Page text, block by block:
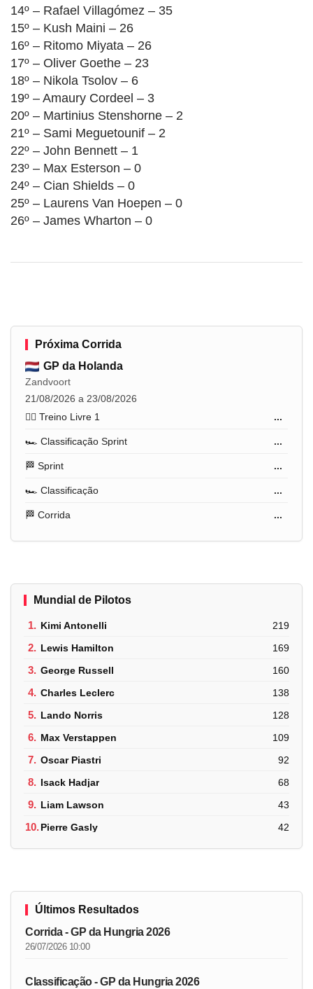
14º – Rafael Villagómez – 35
15º – Kush Maini – 26
16º – Ritomo Miyata – 26
17º – Oliver Goethe – 23
18º – Nikola Tsolov – 6
19º – Amaury Cordeel – 3
20º – Martinius Stenshorne – 2
21º – Sami Meguetounif – 2
22º – John Bennett – 1
23º – Max Esterson – 0
24º – Cian Shields – 0
25º – Laurens Van Hoepen – 0
26º – James Wharton – 0
Próxima Corrida
GP da Holanda
Zandvoort
21/08/2026 a 23/08/2026
🏋️‍♂️ Treino Livre 1
...
🏎️ Classificação Sprint ...
🏁 Sprint ...
🏎️ Classificação ...
🏁 Corrida ...
Mundial de Pilotos
1. Kimi Antonelli 219
2. Lewis Hamilton 169
3. George Russell 160
4. Charles Leclerc 138
5. Lando Norris 128
6. Max Verstappen 109
7. Oscar Piastri 92
8. Isack Hadjar 68
9. Liam Lawson 43
10.Pierre Gasly 42
Últimos Resultados
Corrida - GP da Hungria 2026
26/07/2026 10:00
Classificação - GP da Hungria 2026